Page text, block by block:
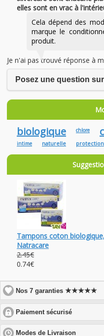
elles sont en vrac à
Cela dépend des
marque le
produit.
Je n'ai pas trouvé réponse à
Posez une question
biologique chlore
intime
naturelle protection
Tampons coton biologique,
Natracare
2.45€
0.74€
Nos 7 garanties★★★★★
Paiement sécurisé
to
expand
Modes de Livraison